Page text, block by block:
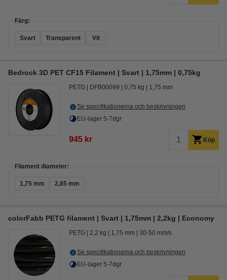
Färg:
Svart Transparent Vit
Bedrock 3D PET CF15 Filament | Svart | 1,75mm | 0,75kg
PETG DFB00099 0,75 kg 1,75 mm
Se specifikationerna och beskrivningen
EU-lager 5-7dgr
945 kr Köp
Filament diameter:
1,75 mm 2,85 mm
colorFabb PETG filament | Svart | 1,75mm | 2,2kg | Economy
PETG 2,2 kg 1,75 mm 30-50 mm/s
Se specifikationerna och beskrivningen
EU-lager 5-7dgr